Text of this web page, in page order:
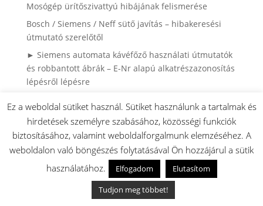
Mosógép ürítőszivattyú hibájának felismerése
Bosch / Siemens / Neff sütő javítás – hibakeresési
útmutató szerelőtől
► Siemens automata kávéfőző használati útmutatók
és robbantott ábrák – E-Nr alapú alkatrészazonosítás
lépésről lépésre
feltehető tartozékok kiegészítők listája
Automata kávéfőző alkatrészek és karbantartás –
Bosch, Siemens, Neff gépekhez
► Bosch mosogatógép alkatrészek
► Hol van az E.Nr. szám? Bosch, Siemens és Neff
Ez a weboldal sütiket használ. Sütiket használunk a tartalmak és
hirdetések személyre szabásához, közösségi funkciók
biztosításához, valamint weboldalforgalmunk elemzéséhez. A
weboldalon való böngészés folytatásával Ön hozzájárul a sütik
használatához.
Elfogadom
Elutasítom
Tudjon meg többet!